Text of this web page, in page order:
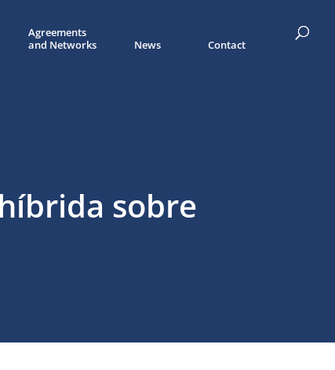
Agreements
and Networks
News Contact
sobre